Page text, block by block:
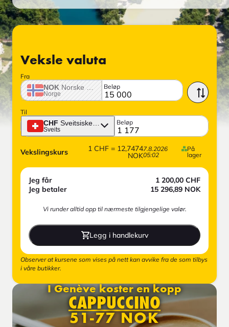
Veksle valuta
Fra
NOK Norske krone
Norge
Beløp
Til
CHF Sveitsiske franc
Sveits
Beløp
Vekslingskurs 1 CHF= 12,7474
NOK
7.8.2026
05:02
På
lager
Jeg får 1 200,00 CHF
Jeg betaler
15 296,89 NOK
Vi runder alltid opp til nærmeste tilgjengelige valør.
Legg i handlekurv
Observer at kursene som vises på nett kan avvike fra de som tilbys
i våre butikker.
I Genève koster en kopp
CAPPUCCINO
51-77 NOK